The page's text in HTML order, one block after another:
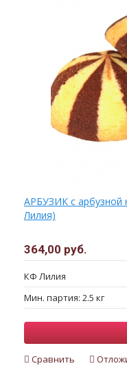
АРБУЗИК с арбузной
Лилия)
364,00 руб.
КФ Лилия
Мин. партия: 2.5 кг
Сравнить